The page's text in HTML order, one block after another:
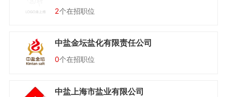
2个在招职位
中盐金坛盐化有限责任公司
0个在招职位
中盐上海市盐业有限公司